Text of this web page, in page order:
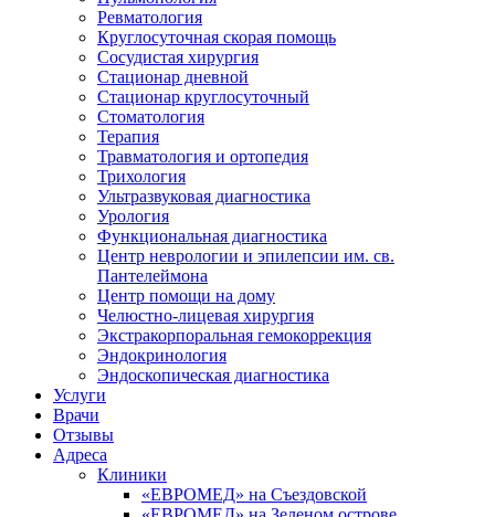
Ревматология
Круглосуточная скорая помощь
Сосудистая хирургия
Стационар дневной
Стационар круглосуточный
Стоматология
Терапия
Травматология и ортопедия
Трихология
Ультразвуковая диагностика
Урология
Функциональная диагностика
Центр неврологии и эпилепсии им. св.
Пантелеймона
Центр помощи на дому
Челюстно-лицевая хирургия
Экстракорпоральная гемокоррекция
Эндокринология
Эндоскопическая диагностика
Услуги
Врачи
Отзывы
Адреса
Клиники
«ЕВРОМЕД» на Съездовской